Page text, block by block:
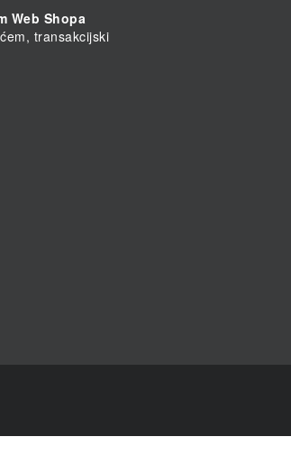
Web Shopa
transakcijski